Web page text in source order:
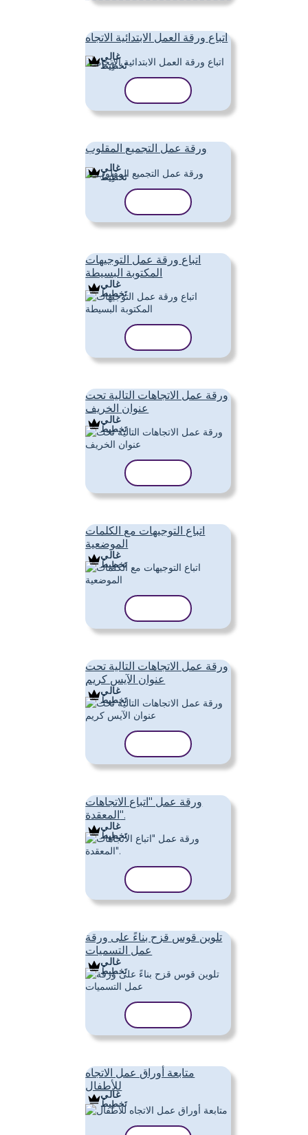
اتباع ورقة العمل الابتدائية الاتجاه
غالي
تَخطِيط
ورقة عمل التجميع المقلوب
غالي
تَخطِيط
اتباع ورقة عمل التوجيهات
المكتوبة البسيطة
غالي
تَخطِيط
ورقة عمل الاتجاهات التالية تحت
عنوان الخريف
غالي
تَخطِيط
اتباع التوجيهات مع الكلمات
الموضعية
غالي
تَخطِيط
ورقة عمل الاتجاهات التالية تحت
عنوان الآيس كريم
غالي
تَخطِيط
ورقة عمل "اتباع الاتجاهات
المعقدة".
غالي
تَخطِيط
تلوين قوس قزح بناءً على ورقة
عمل التسميات
غالي
تَخطِيط
متابعة أوراق عمل الاتجاه
للأطفال
غالي
تَخطِيط